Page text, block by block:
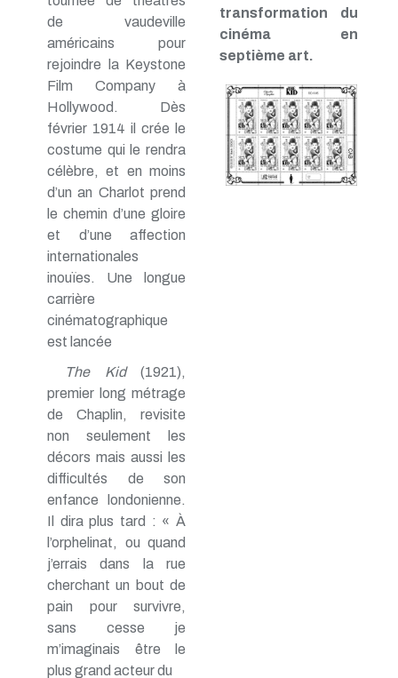
de vaudeville
américains pour
rejoindre la Keystone
Film Company à
Hollywood. Dès
février 1914 il crée le
costume qui le rendra
célèbre, et en moins
d’un an Charlot prend
le chemin d’une gloire
et d’une affection
internationales
inouïes. Une longue
carrière
cinématographique
est lancée
The Kid(1921),
premier long métrage
de Chaplin, revisite
non seulement les
décors mais aussi les
difficultés de son
enfance londonienne.
Il dira plus tard : « À
l’orphelinat, ou quand
j’errais dans la rue
cherchant un bout de
pain pour survivre,
sans cesse je
m’imaginais être le
plus grand acteur du
transformation du
cinéma en
septième art.